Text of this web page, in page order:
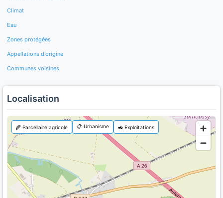
Climat
Eau
Zones protégées
Appellations d'origine
Communes voisines
Localisation
🌾 Parcellaire agricole 📋 Urbanisme 🚜 Exploitations